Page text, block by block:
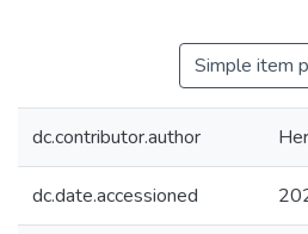
Simple item
dc.contributor.author
dc.date.accessioned